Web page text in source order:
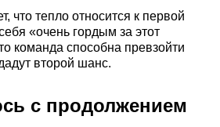
что тепло относится к первой
«очень гордым за этот
команда способна превзойти
второй шанс.
с продолжением